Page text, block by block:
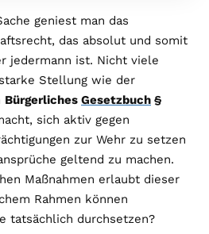
geniest man das
das absolut und somit
jedermann ist. Nicht viele
Stellung wie der
Bürgerliches Gesetzbuch §
sich aktiv gegen
zur Wehr zu setzen
geltend zu machen.
Maßnahmen erlaubt dieser
Rahmen können
tatsächlich durchsetzen?